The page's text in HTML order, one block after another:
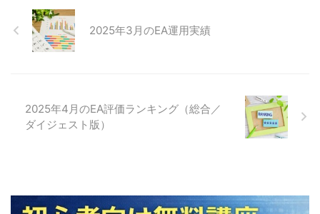
2025年3月のEA運用実績
2025年4月のEA評価ランキング（総合／
ダイジェスト版）